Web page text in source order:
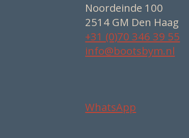
Noordeinde 100
2514 GM Den Haag
+31 (0)70 346 39 55
info@bootsbym.nl
WhatsApp